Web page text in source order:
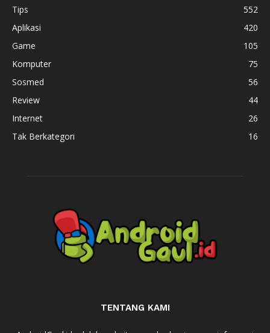
Tips
552
Aplikasi
420
Game
105
Komputer
75
Sosmed
56
Review
44
Internet
26
Tak Berkategori
16
TENTANG KAMI